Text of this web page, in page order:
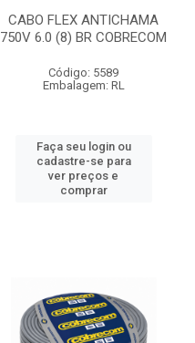
CABO FLEX ANTICHAMA
750V 6.0 (8) BR COBRECOM
Código: 5589
Embalagem: RL
Faça seu login ou
cadastre-se para
ver preços e
comprar